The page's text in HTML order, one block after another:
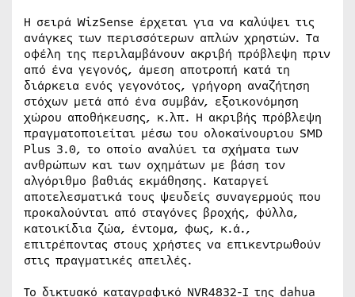
Η σειρά WizSense έρχεται για να καλύψει τις
ανάγκες των περισσότερων απλών χρηστών. Τα
οφέλη της περιλαμβάνουν ακριβή πρόβλεψη πριν
από ένα γεγονός, άμεση αποτροπή κατά τη
διάρκεια ενός γεγονότος, γρήγορη αναζήτηση
στόχων μετά από ένα συμβάν, εξοικονόμηση
χώρου αποθήκευσης, κ.λπ. Η ακριβής πρόβλεψη
πραγματοποιείται μέσω του ολοκαίνουριου SMD
Plus 3.0, το οποίο αναλύει τα σχήματα των
ανθρώπων και των οχημάτων με βάση τον
αλγόριθμο βαθιάς εκμάθησης. Καταργεί
αποτελεσματικά τους ψευδείς συναγερμούς που
προκαλούνται από σταγόνες βροχής, φύλλα,
κατοικίδια ζώα, έντομα, φως, κ.ά.,
επιτρέποντας στους χρήστες να επικεντρωθούν
στις πραγματικές απειλές.
Το δικτυακό καταγραφικό NVR4832-I της dahua